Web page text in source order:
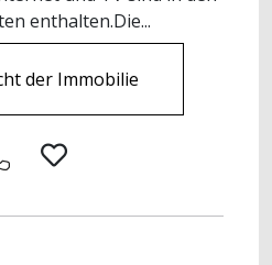
enthalten.Die...
der Immobilie